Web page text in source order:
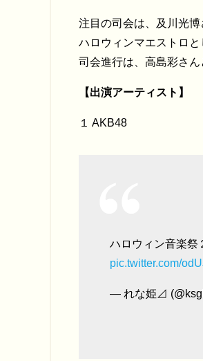
注目の司会は、及川光
ハロウィンマエストロ
司会進行は、高島彩さ
【出演アーティスト】
１ AKB48
ハロウィン音楽祭
pic.twitter.com/
— れな姫⊿